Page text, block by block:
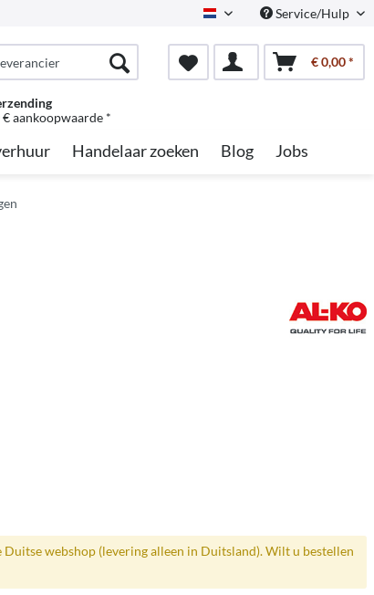
Dutch Service/Hulp
€ 0,00 *
aankoopwaarde *
Handelaar zoeken Blog Jobs
webshop (levering alleen in Duitsland). Wilt u bestellen